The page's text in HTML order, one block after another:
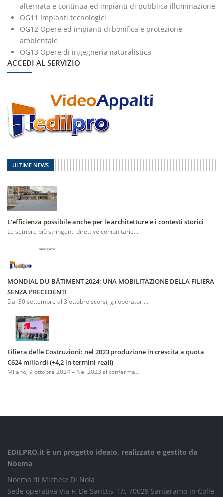
alternata e continua ed impianti di pubblica illuminazione
OG11 Impianti tecnologici
OG12 Opere ed impianti di bonifica e protezione
ambientale
OG13 Opere di ingegneria naturalistica
ACCEDI AL SERVIZIO
ULTIME NEWS
L'efficienza possibile anche per le architetture e i contesti storici
Le sempre più stringenti direttive comunitarie...
MONDIAL DU BÂTIMENT 2024: UNA MOBILITAZIONE DELLA FILIERA
SENZA PRECEDENTI
Dal 30 settembre al 3 ottobre scorsi, gli operatori...
Filiera delle Costruzioni: nel 2023 produzione in crescita a quota
€624 miliardi (+4,2 in termini reali)
Milano, 9 ottobre 2024 – Nel 2023 si conferma...
EDILPRO.it è un progetto ideato, realizzato e gestito da
Nòema
Nòema di Michele Di Noia
Sede operativa Via F. De Sanctis, 1/c 70029 Santeramo in Colle